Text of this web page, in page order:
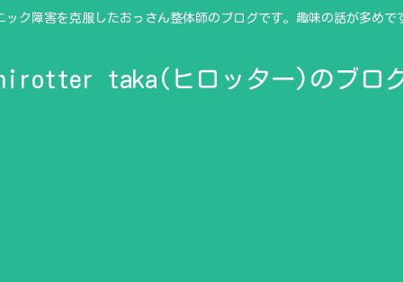
ック障害を克服したおっさん整体師のブログです。趣味の話が多めで
taka(ヒロッター)のブロ